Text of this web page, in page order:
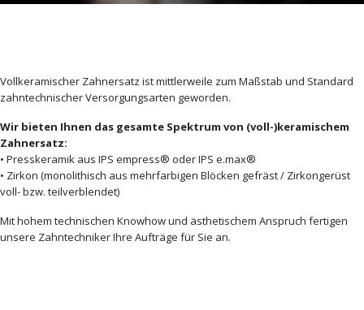
Vollkeramischer Zahnersatz ist mittlerweile zum Maßstab und Standard
zahntechnischer Versorgungsarten geworden.
Wir bieten Ihnen das gesamte Spektrum von (voll-)keramischem
Zahnersatz:
• Presskeramik aus IPS empress® oder IPS e.max®
• Zirkon (monolithisch aus mehrfarbigen Blöcken gefräst / Zirkongerüst
voll- bzw. teilverblendet)
Mit hohem technischen Knowhow und ästhetischem Anspruch fertigen
unsere Zahntechniker Ihre Aufträge für Sie an.